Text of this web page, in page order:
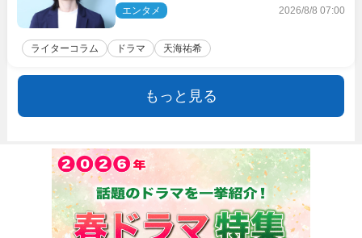
エンタメ 2026/8/8 07:00
ライターコラム ドラマ 天海祐希
もっと見る